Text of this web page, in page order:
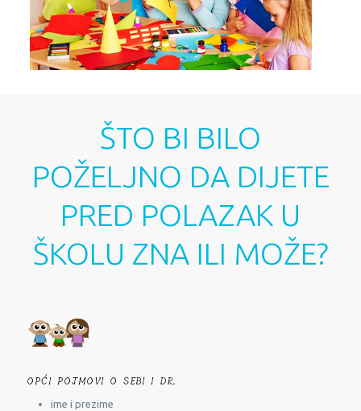
ŠTO BI BILO
POŽELJNO DA DIJETE
PRED POLAZAK U
ŠKOLU ZNA ILI MOŽE?
OPĆI POJMOVI O SEBI I DR.
ime i prezime